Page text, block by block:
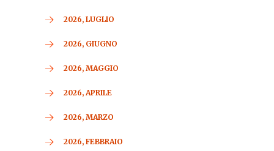
2026, LUGLIO
2026, GIUGNO
2026, MAGGIO
2026, APRILE
2026, MARZO
2026, FEBBRAIO